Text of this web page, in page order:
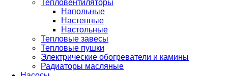
Тепловентиляторы
Напольные
Настенные
Настольные
Тепловые завесы
Тепловые пушки
Электрические обогреватели и камины
Радиаторы масляные